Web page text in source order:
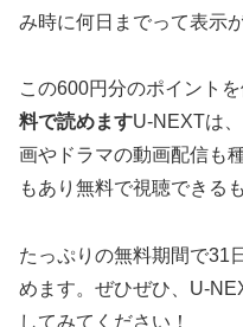
み時に何日までって表示
この600円分のポイント
料で読めますU-NEXTは
画やドラマの動画配信も
もあり無料で視聴できる
たっぷりの無料期間で31
めます。ぜひぜひ、U-
してみてください！